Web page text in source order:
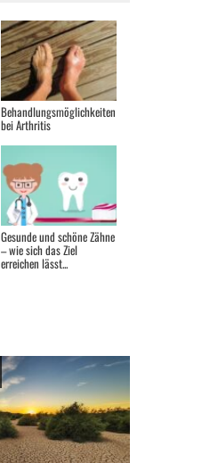
Behandlungsmöglichkeiten
bei Arthritis
Gesunde und schöne Zähne
– wie sich das Ziel
erreichen lässt...